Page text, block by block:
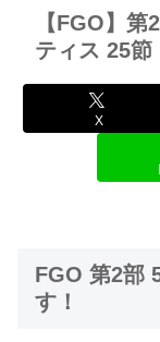
【FGO】
ティス 25節
X
FGO 第2部
す！